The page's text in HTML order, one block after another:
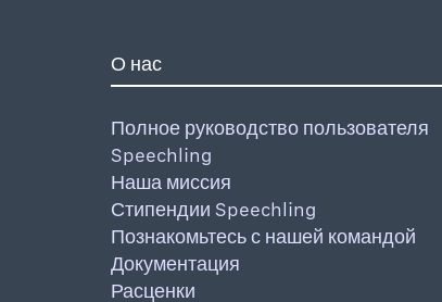
О нас
Полное руководство пользователя
Speechling
Наша миссия
Стипендии Speechling
Познакомьтесь с нашей командой
Документация
Расценки